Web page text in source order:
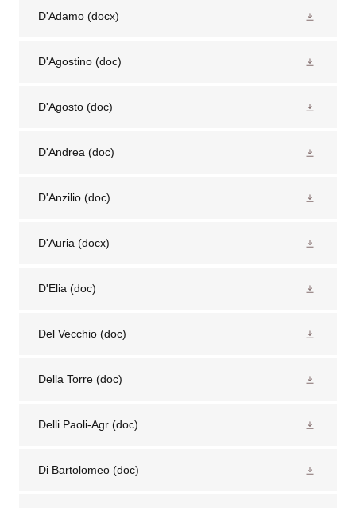
D'Adamo (docx)
D'Agostino (doc)
D'Agosto (doc)
D'Andrea (doc)
D'Anzilio (doc)
D'Auria (docx)
D'Elia (doc)
Del Vecchio (doc)
Della Torre (doc)
Delli Paoli-Agr (doc)
Di Bartolomeo (doc)